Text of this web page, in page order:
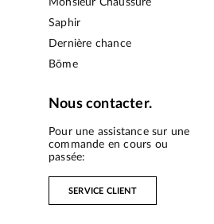
Monsieur Chaussure
Saphir
Dernière chance
Bōme
Nous contacter.
Pour une assistance sur une
commande en cours ou
passée:
SERVICE CLIENT